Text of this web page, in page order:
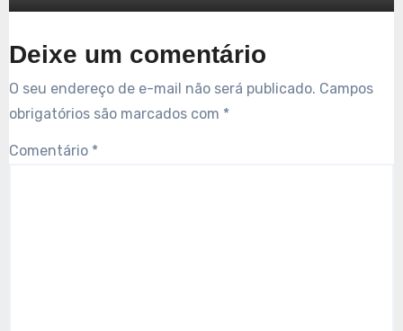
Deixe um comentário
O seu endereço de e-mail não será publicado. Campos
obrigatórios são marcados com *
Comentário *